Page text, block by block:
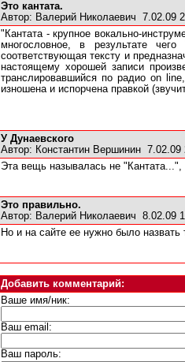
Это кантата.
Автор: Валерий Николаевич 7.02.09
"Кантата - крупное вокально-
многословное, в результате
соответствующая тексту и
настоящему хорошей записи
транслировавшийся по радио on
изношена и испорчена правкой
У Дунаевского
Автор: Константин Вершинин 7.02.09
Эта вещь называлась не
Это правильно.
Автор: Валерий Николаевич 8.02.09
Но и на сайте ее нужно было
Добавить комментарий:
Ваше имя/ник:
Ваш email:
Ваш пароль: